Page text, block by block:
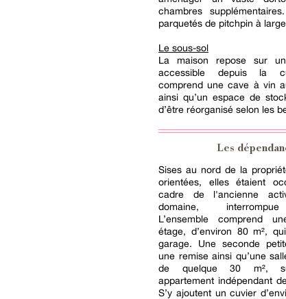
chambres
parquetés de pitchpin à
Le sous-sol
La maison repose sur
accessible depuis la
comprend une cave à vin
ainsi qu’un espace de
d’être réorganisé selon les
Les
Sises au nord de la
orientées, elles étaient
cadre de l'ancienne
domaine,
L’ensemble comprend
étage, d’environ 80 m²,
garage. Une seconde
une remise ainsi qu’une
de quelque 30 m²,
appartement indépendant
S’y ajoutent un cuvier